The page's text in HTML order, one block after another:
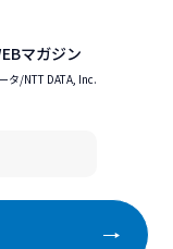
マガジン
タ/NTT DATA, Inc.